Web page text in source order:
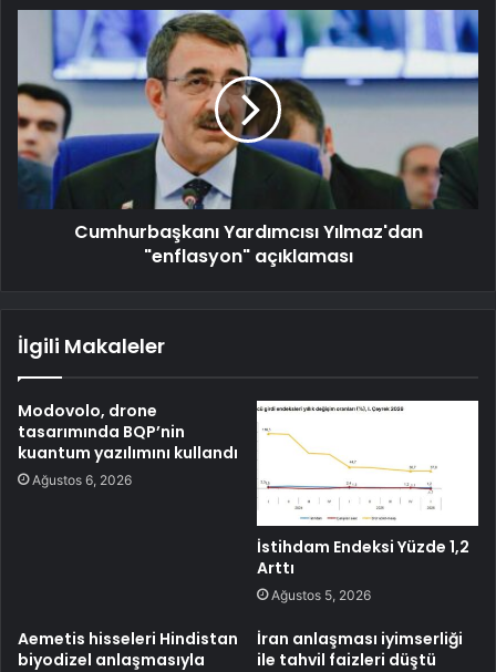
Cumhurbaşkanı Yardımcısı Yılmaz'dan
"enflasyon" açıklaması
İlgili Makaleler
Modovolo, drone
tasarımında BQP’nin
kuantum yazılımını kullandı
Ağustos 6, 2026
İstihdam Endeksi Yüzde 1,2
Arttı
Ağustos 5, 2026
Aemetis hisseleri Hindistan
biyodizel anlaşmasıyla
İran anlaşması iyimserliği
ile tahvil faizleri düştü